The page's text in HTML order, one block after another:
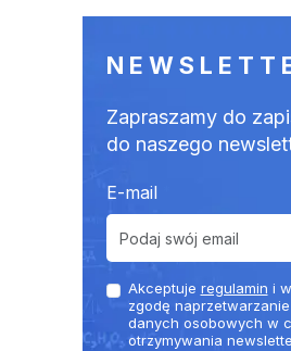
Zapraszamy do
do naszego
E-mail
Akceptuje regulamin i
zgodę
danych osobowych w
otrzymywania